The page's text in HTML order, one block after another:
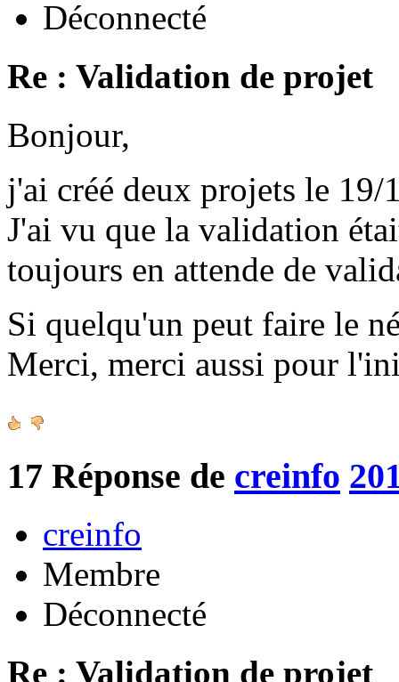
Déconnecté
Re : Validation de projet
Bonjour,
j'ai créé deux projets le 19/
J'ai vu que la validation
toujours en attende de
Si quelqu'un peut faire le
Merci, merci aussi pour
17 Réponse de creinfo
creinfo
Membre
Déconnecté
Re : Validation de projet